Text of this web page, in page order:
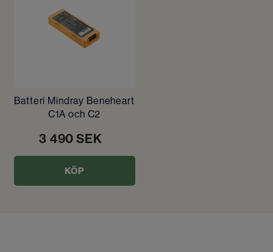
Batteri Mindray Beneheart
C1A och C2
3 490 SEK
KÖP